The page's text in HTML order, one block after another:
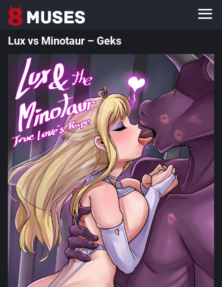
Lux vs Minotaur – Geks